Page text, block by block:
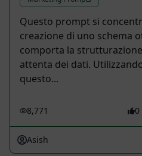
Questo prompt si
creazione di uno schema
comporta la
attenta dei dati.
questo...
8,771 0
Asish